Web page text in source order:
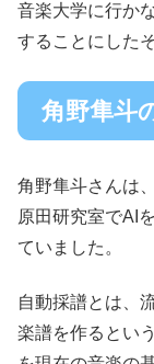
音楽大学に行か
することにした
角野隼斗
角野隼斗さんは
原田研究室でAI
ていました。
自動採譜とは、
楽譜を作るとい